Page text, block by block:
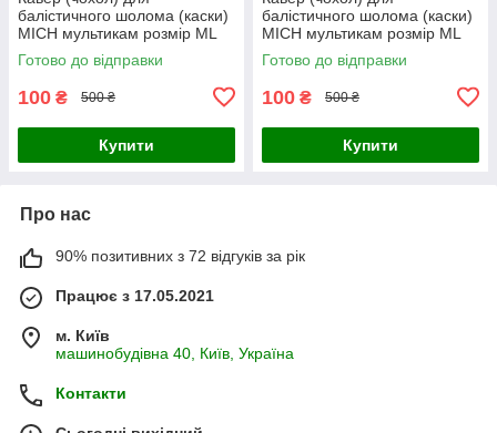
балістичного шолома (каски)
MICH мультикам розмір МL
Готово до відправки
100 ₴ 500 ₴
Купити
балістичного шолома (каски)
MICH мультикам розмір МL
Готово до відправки
100 ₴ 500 ₴
Купити
Про нас
90% позитивних з 72 відгуків за рік
Працює з 17.05.2021
м. Київ
машинобудівна 40, Київ, Україна
Контакти